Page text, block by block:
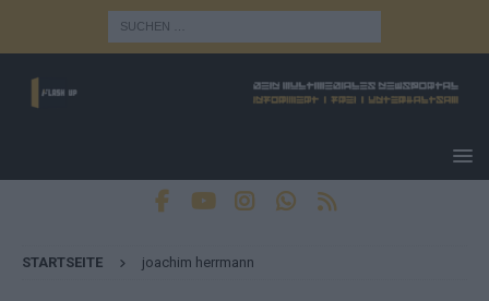
STARTSEITE joachim herrmann